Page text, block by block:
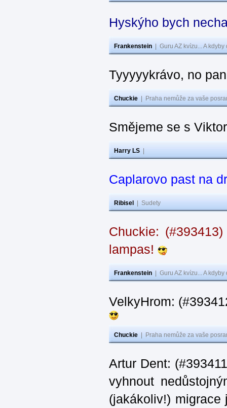
Hyskýho bych
Frankenstein Guru AZ kvízu... A
Tyyyyykrávo, no
Chuckie Praha nemůže za vaše
Smějeme se s
Harry LS
Caplarovo past na
Ribisel Sudety
Chuckie:
lampas!
Frankenstein Guru AZ kvízu... A
VelkyHrom:
Chuckie Praha nemůže za vaše
Artur Dent:
vyhnout
(jakákoliv!)